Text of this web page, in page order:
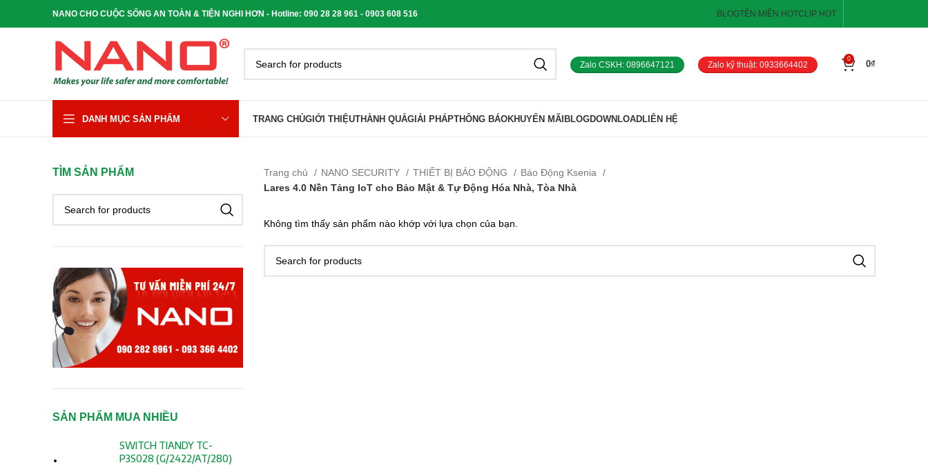
NANO CHO CUỘC SỐNG AN TOÀN & TIỆN NGHI HƠN - Hotline: 090 28 28 961 - 0903 608 516 BLOGTÊN MIỀN HOTCLIP HOT
Zalo CSKH: 0896647121 Zalo kỹ thuật: 0933664402
0
0₫
DANH MỤC SẢN PHẨM TRANG CHỦGIỚI THIỆUTHÀNH QUẢGIẢI PHÁPTHÔNG BÁOKHUYẾN MÃIBLOGDOWNLOADLIÊN HỆ
TÌM SẢN PHẨM
SẢN PHẨM MUA NHIỀU
SWITCH TIANDY TC-
P3S028 (G/2422/AT/280)
Trang chủ NANO SECURITY THIẾT BỊ BÁO ĐỘNG
Báo Động Ksenia
Lares 4.0 Nền Tảng IoT cho Bảo Mật & Tự Động Hóa Nhà, Tòa Nhà
Không tìm thấy sản phẩm nào khớp với lựa chọn của bạn.